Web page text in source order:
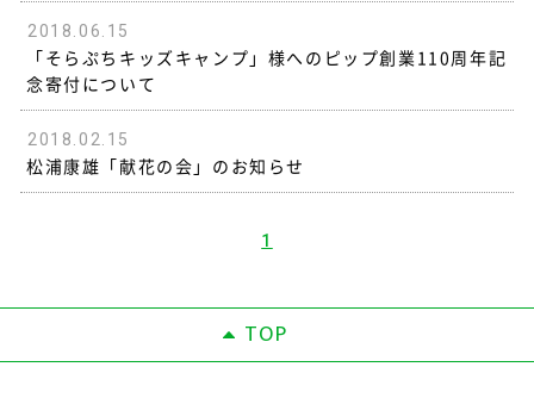
2018.06.15
「そらぷちキッズキャンプ」様へのピップ創業110周年記
念寄付について
2018.02.15
松浦康雄「献花の会」のお知らせ
1
TOP